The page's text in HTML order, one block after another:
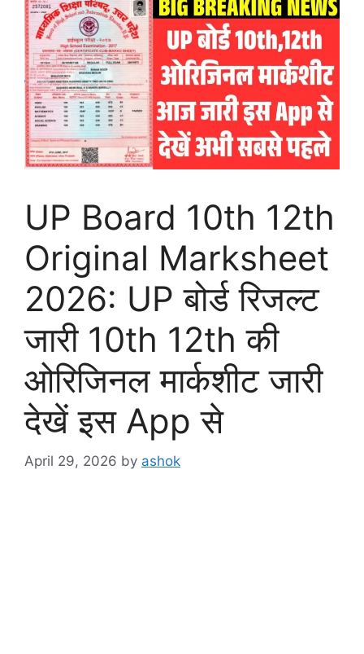
UP Board 10th 12th
Original Marksheet
2026: UP बोर्ड रिजल्ट
जारी 10th 12th की
ओरिजिनल मार्कशीट जारी
देखें इस App से
April 29, 2026 by ashok